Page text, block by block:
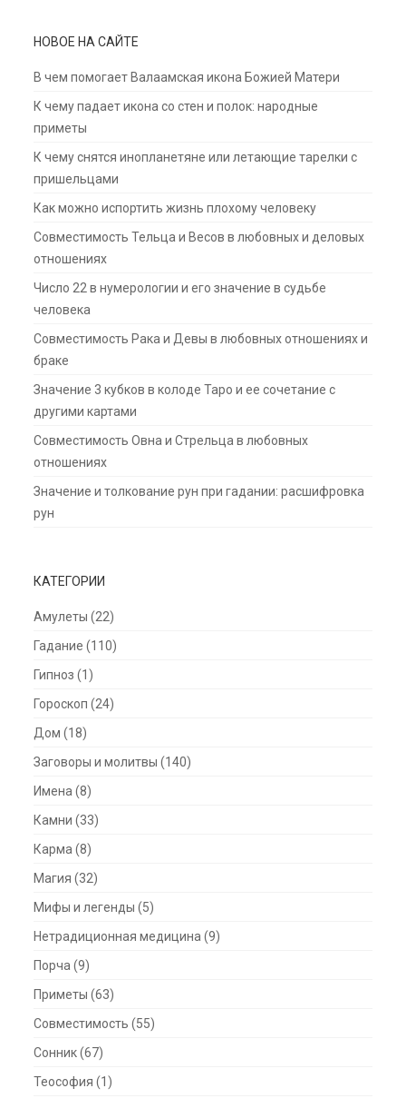
НОВОЕ НА САЙТЕ
В чем помогает Валаамская икона Божией Матери
К чему падает икона со стен и полок: народные
приметы
К чему снятся инопланетяне или летающие тарелки с
пришельцами
Как можно испортить жизнь плохому человеку
Совместимость Тельца и Весов в любовных и деловых
отношениях
Число 22 в нумерологии и его значение в судьбе
человека
Совместимость Рака и Девы в любовных отношениях и
браке
Значение 3 кубков в колоде Таро и ее сочетание с
другими картами
Совместимость Овна и Стрельца в любовных
отношениях
Значение и толкование рун при гадании: расшифровка
рун
КАТЕГОРИИ
Амулеты (22)
Гадание (110)
Гипноз (1)
Гороскоп (24)
Дом (18)
Заговоры и молитвы (140)
Имена (8)
Камни (33)
Карма (8)
Магия (32)
Мифы и легенды (5)
Нетрадиционная медицина (9)
Порча (9)
Приметы (63)
Совместимость (55)
Сонник(67)
Теософия (1)